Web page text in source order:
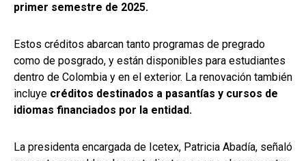
primer semestre de 2025.
Estos créditos abarcan tanto programas de pregrado
como de posgrado, y están disponibles para estudiantes
dentro de Colombia y en el exterior. La renovación también
incluye créditos destinados a pasantías y cursos de
idiomas financiados por la entidad.
La presidenta encargada de Icetex, Patricia Abadía, señaló